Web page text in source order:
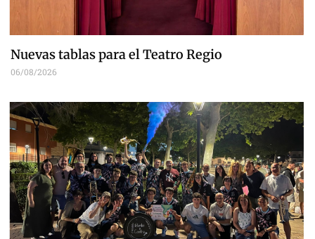
Nuevas tablas para el Teatro Regio
06/08/2026